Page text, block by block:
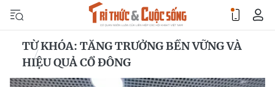
TỪ KHÓA: TĂNG TRƯỞNG BỀN VỮNG VÀ
HIỆU QUẢ CỔ ĐÔNG